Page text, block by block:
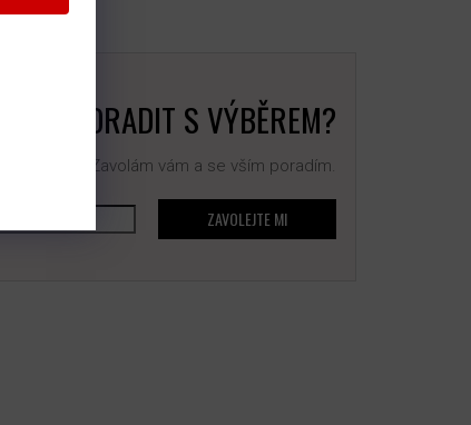
PORADIT S VÝBĚREM?
sebe číslo. Zavolám vám a se vším poradím.
ZAVOLEJTE MI